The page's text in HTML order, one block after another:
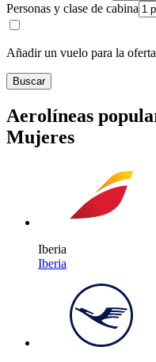
Personas y clase de cabina
Añadir un vuelo para la
Buscar
Aerolíneas
Mujeres
Iberia
Iberia